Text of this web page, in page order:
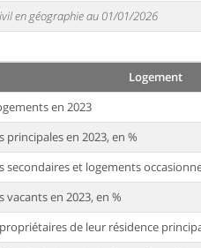
en géographie au 01/01/2026
Logement
en 2023
principales en 2023, en %
secondaires et logements
vacants en 2023, en %
de leur résidence